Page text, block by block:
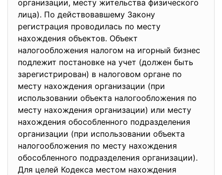
организации, месту жительства физического
лица). По действовавшему Закону
регистрация проводилась по месту
нахождения объектов. Объект
налогообложения налогом на игорный бизнес
подлежит постановке на учет (должен быть
зарегистрирован) в налоговом органе по
месту нахождения организации (при
использовании объекта налогообложения по
месту нахождения организации) или месту
нахождения обособленного подразделения
организации (при использовании объекта
налогообложения по месту нахождения
обособленного подразделения организации).
Для целей Кодекса местом нахождения